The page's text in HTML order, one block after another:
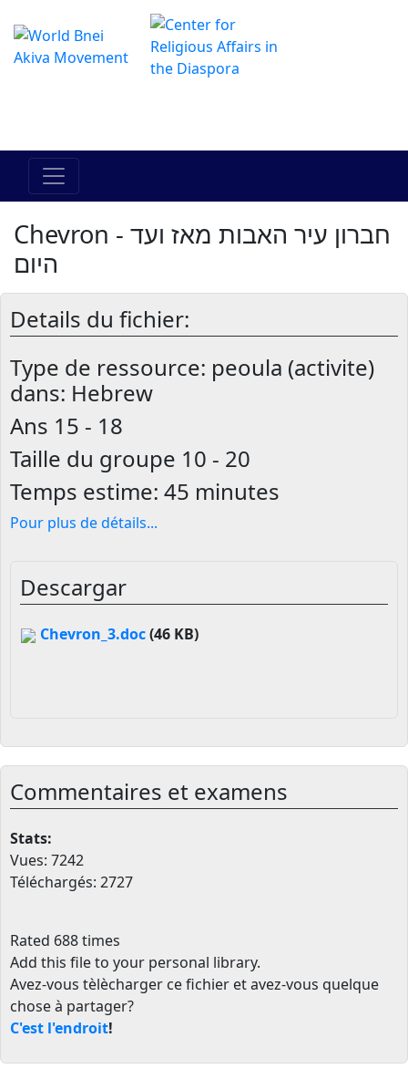
Chevron - חברון עיר האבות מאז ועד
היום
Details du fichier:
Type de ressource: peoula (activite)
dans: Hebrew
Ans 15 - 18
Taille du groupe 10 - 20
Temps estime: 45 minutes
Pour plus de détails...
Descargar
Chevron_3.doc(46 KB)
Commentaires et examens
Stats:
Vues: 7242
Téléchargés: 2727
Rated 688 times
Add this file to your personal library.
Avez-vous tèlècharger ce fichier et avez-vous quelque
chose à partager?
C'est l'endroit!